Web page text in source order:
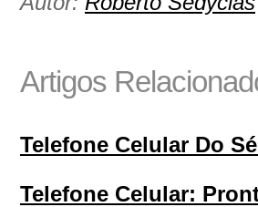
Artigos
Telefone Celular Do
Telefone Celular: